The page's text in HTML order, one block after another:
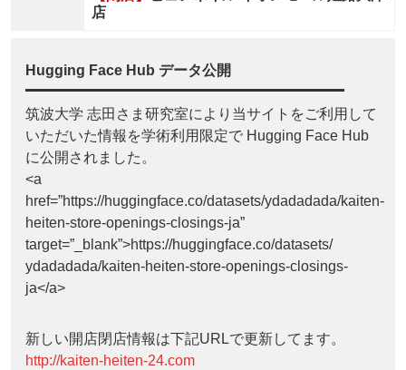
店
Hugging Face Hub データ公開
筑波大学 志田さま研究室により当サイトをご利用して
いただいた情報を学術利用限定で Hugging Face Hub
に公開されました。
<a
href=”https://huggingface.co/datasets/ydadadada/kaiten-
heiten-store-openings-closings-ja”
target=”_blank”>https://huggingface.co/datasets/
ydadadada/kaiten-heiten-store-openings-closings-
ja</a>
新しい開店閉店情報は下記URLで更新してます。
http://kaiten-heiten-24.com